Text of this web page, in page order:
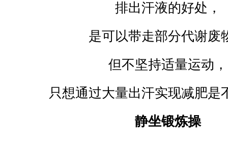
排出汗液的好处，
是可以带走部分代谢废
但不坚持适量运动，
只想通过大量出汗实现减肥是
静坐锻炼操